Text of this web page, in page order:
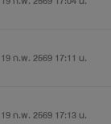
19 ก.พ. 2569 17:11 น.
19 ก.พ. 2569 17:13 น.